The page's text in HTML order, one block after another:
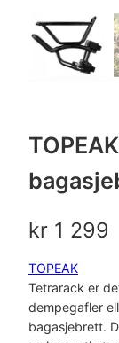
kr 1 299
TOPEAK
Tetrarack er
dempegafler
bagasjebrett.